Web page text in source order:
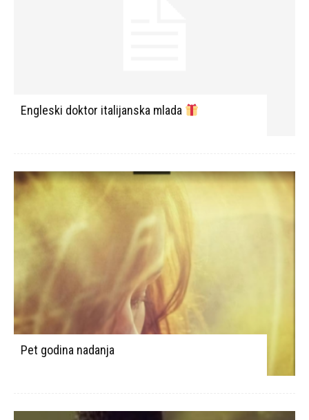
Engleski doktor italijanska mlada
Pet godina nadanja